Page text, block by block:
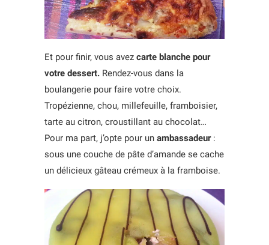
Et pour finir, vous avez carte blanche pour
votre dessert. Rendez-vous dans la
boulangerie pour faire votre choix.
Tropézienne, chou, millefeuille, framboisier,
tarte au citron, croustillant au chocolat…
Pour ma part, j’opte pour un ambassadeur:
sous une couche de pâte d’amande se cache
un délicieux gâteau crémeux à la framboise.